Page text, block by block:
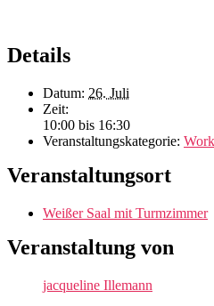
Details
Datum: 26. Juli
Zeit:
10:00 bis 16:30
Veranstaltungskategorie:
Veranstaltungsort
Weißer Saal mit Turmzimmer
Veranstaltung von
jacqueline Illemann